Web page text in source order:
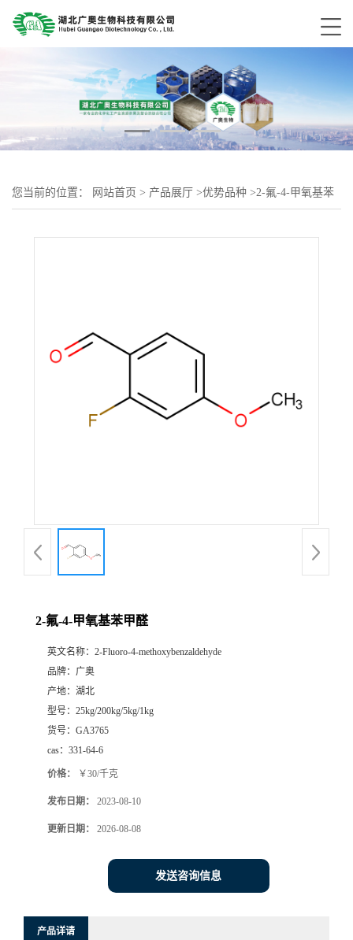
您当前的位置： 网站首页 > 产品展厅 >优势品种 >2-氟-4-甲氧基苯
2-氟-4-甲氧基苯甲醛
英文名称： 2-Fluoro-4-methoxybenzaldehyde
品牌： 广奥
产地： 湖北
型号： 25kg/200kg/5kg/1kg
货号： GA3765
cas： 331-64-6
价格： ￥30/千克
发布日期： 2023-08-10
更新日期： 2026-08-08
发送咨询信息
产品详请